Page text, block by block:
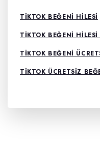
TIKTOK BEĞENI HILESI
TIKTOK BEĞENI HILESI
TIKTOK BEĞENI
TIKTOK ÜCRETSIZ